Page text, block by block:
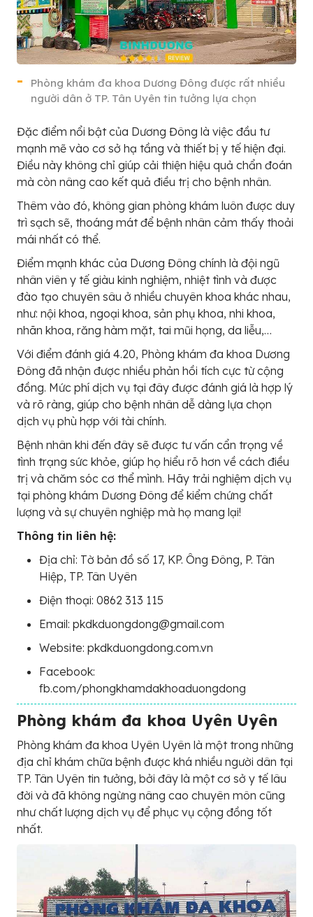
Phòng khám đa khoa Dương Đông được rất nhiều
người dân ở TP. Tân Uyên tin tưởng lựa chọn
Đặc điểm nổi bật của Dương Đông là việc đầu tư
mạnh mẽ vào cơ sở hạ tầng và thiết bị y tế hiện đại.
Điều này không chỉ giúp cải thiện hiệu quả chẩn đoán
mà còn nâng cao kết quả điều trị cho bệnh nhân.
Thêm vào đó, không gian phòng khám luôn được duy
trì sạch sẽ, thoáng mát để bệnh nhân cảm thấy thoải
mái nhất có thể.
Điểm mạnh khác của Dương Đông chính là đội ngũ
nhân viên y tế giàu kinh nghiệm, nhiệt tình và được
đào tạo chuyên sâu ở nhiều chuyên khoa khác nhau,
như: nội khoa, ngoại khoa, sản phụ khoa, nhi khoa,
nhãn khoa, răng hàm mặt, tai mũi họng, da liễu,…
Với điểm đánh giá 4.20, Phòng khám đa khoa Dương
Đông đã nhận được nhiều phản hồi tích cực từ cộng
đồng. Mức phí dịch vụ tại đây được đánh giá là hợp lý
và rõ ràng, giúp cho bệnh nhân dễ dàng lựa chọn
dịch vụ phù hợp với tài chính.
Bệnh nhân khi đến đây sẽ được tư vấn cẩn trọng về
tình trạng sức khỏe, giúp họ hiểu rõ hơn về cách điều
trị và chăm sóc cơ thể mình. Hãy trải nghiệm dịch vụ
tại phòng khám Dương Đông để kiểm chứng chất
lượng và sự chuyên nghiệp mà họ mang lại!
Thông tin liên hệ:
Địa chỉ: Tờ bản đồ số 17, KP. Ông Đông, P. Tân
Hiệp, TP. Tân Uyên
Điện thoại: 0862 313 115
Email: pkdkduongdong@gmail.com
Website: pkdkduongdong.com.vn
Facebook:
fb.com/phongkhamdakhoaduongdong
Phòng khám đa khoa Uyên Uyên
Phòng khám đa khoa Uyên Uyên là một trong những
địa chỉ khám chữa bệnh được khá nhiều người dân tại
TP. Tân Uyên tin tưởng, bởi đây là một cơ sở y tế lâu
đời và đã không ngừng nâng cao chuyên môn cũng
như chất lượng dịch vụ để phục vụ cộng đồng tốt
nhất.